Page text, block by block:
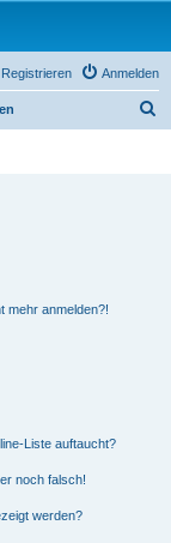
Anmelden
Registrieren
mehr anmelden?!
Liste auftaucht?
noch falsch!
werden?